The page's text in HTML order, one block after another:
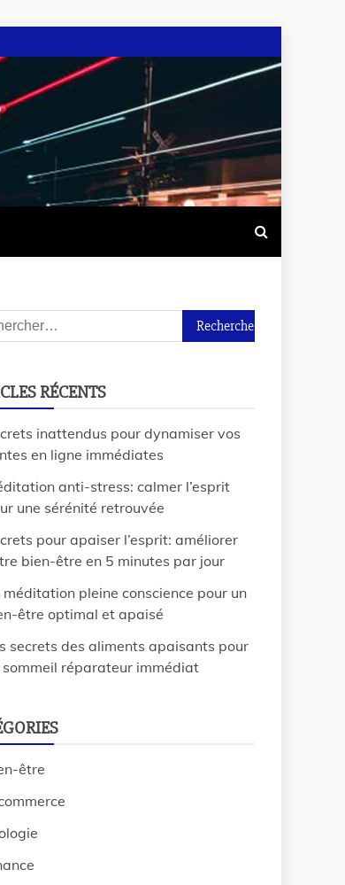
RÉCENTS
inattendus pour dynamiser vos
en ligne immédiates
anti-stress: calmer l’esprit
une sérénité retrouvée
pour apaiser l’esprit: améliorer
bien-être en 5 minutes par jour
méditation pleine conscience pour un
être optimal et apaisé
secrets des aliments apaisants pour
sommeil réparateur immédiat
être